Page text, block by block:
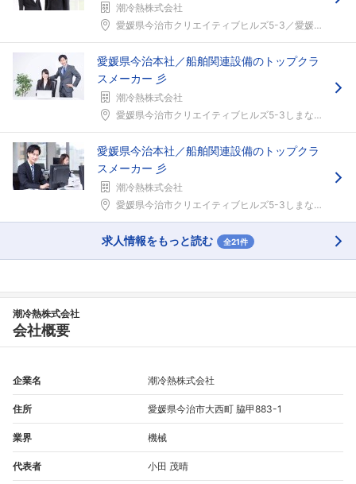
潮冷熱株式会社
愛媛県今治市クリエイティブヒルズ5-3／愛媛県今治...
愛媛県今治本社／船舶関連設備のトップクラ
スメーカー 彡
潮冷熱株式会社
愛媛県今治市クリエイティブヒルズ5-3しまなみ海道...
愛媛県今治本社／船舶関連設備のトップクラ
スメーカー 彡
潮冷熱株式会社
愛媛県今治市クリエイティブヒルズ5-3しまなみ海道...
求人情報をもっと読む 全21件
潮冷熱株式会社
会社概要
企業名 潮冷熱株式会社
住所 愛媛県今治市大西町 脇甲883-1
業界 機械
代表者 小田 茂晴